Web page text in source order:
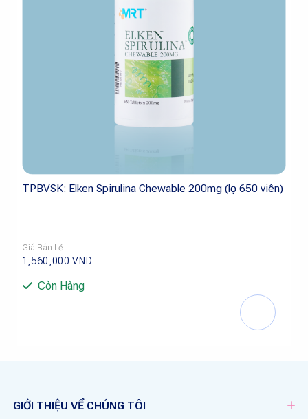
TPBVSK: Elken Spirulina Chewable 200mg (lọ 650 viên)
Giá Bán Lẻ
1,560,000 VND
Còn Hàng
GIỚI THIỆU VỀ CHÚNG TÔI